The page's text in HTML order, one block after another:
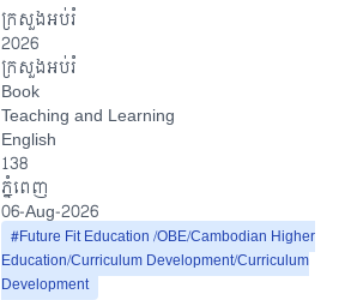
ក្រសួងអប់រំ
2026
ក្រសួងអប់រំ
Book
Teaching and Learning
English
138
ភ្នំពេញ
06-Aug-2026
#Future Fit Education /OBE/Cambodian Higher
Education/Curriculum Development/Curriculum
Development